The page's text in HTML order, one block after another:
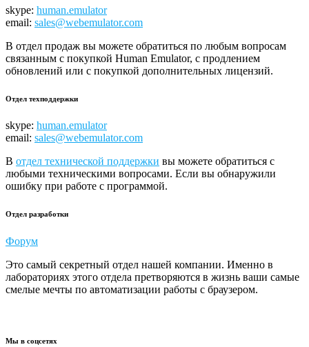
skype: human.emulator
email: sales@webemulator.com
В отдел продаж вы можете обратиться по любым вопросам
связанным с покупкой Human Emulator, с продлением
обновлений или с покупкой дополнительных лицензий.
Отдел техподдержки
skype: human.emulator
email: sales@webemulator.com
В отдел технической поддержки вы можете обратиться с
любыми техническими вопросами. Если вы обнаружили
ошибку при работе с программой.
Отдел разработки
Форум
Это самый секретный отдел нашей компании. Именно в
лабораториях этого отдела претворяются в жизнь ваши самые
смелые мечты по автоматизации работы с браузером.
Мы в соцсетях